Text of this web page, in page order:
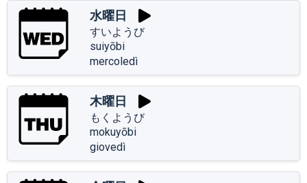
水曜日
すいようび
suiyōbi
mercoledì
木曜日
もくようび
mokuyōbi
giovedì